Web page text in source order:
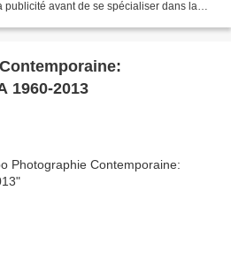
publicité avant de se spécialiser dans la
1960-2013